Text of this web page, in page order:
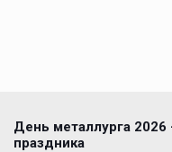
День металлурга
праздника